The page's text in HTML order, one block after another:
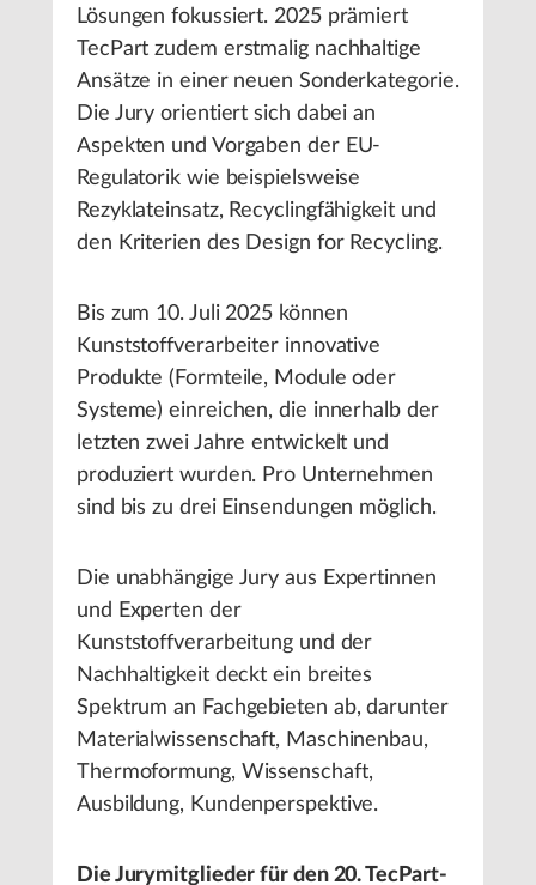
Lösungen fokussiert. 2025 prämiert
TecPart zudem erstmalig nachhaltige
Ansätze in einer neuen Sonderkategorie.
Die Jury orientiert sich dabei an
Aspekten und Vorgaben der EU-
Regulatorik wie beispielsweise
Rezyklateinsatz, Recyclingfähigkeit und
den Kriterien des Design for Recycling.
Bis zum 10. Juli 2025 können
Kunststoffverarbeiter innovative
Produkte (Formteile, Module oder
Systeme) einreichen, die innerhalb der
letzten zwei Jahre entwickelt und
produziert wurden. Pro Unternehmen
sind bis zu drei Einsendungen möglich.
Die unabhängige Jury aus Expertinnen
und Experten der
Kunststoffverarbeitung und der
Nachhaltigkeit deckt ein breites
Spektrum an Fachgebieten ab, darunter
Materialwissenschaft, Maschinenbau,
Thermoformung, Wissenschaft,
Ausbildung, Kundenperspektive.
Die Jurymitglieder für den 20. TecPart-